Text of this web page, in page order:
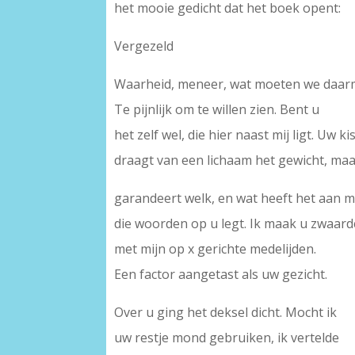
het mooie gedicht dat het boek opent:
Vergezeld
Waarheid, meneer, wat moeten we
Te pijnlijk om te willen zien. Bent u
het zelf wel, die hier naast mij ligt. Uw
draagt van een lichaam het gewicht,
garandeert welk, en wat heeft het aan
die woorden op u legt. Ik maak u
met mijn op x gerichte medelijden.
Een factor aangetast als uw gezicht.
Over u ging het deksel dicht. Mocht ik
uw restje mond gebruiken, ik vertelde